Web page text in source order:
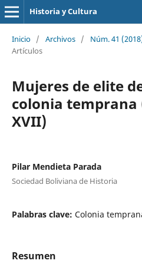
Historia y Cultura
Inicio / Archivos / Núm. 41
Artículos
Mujeres de elite
colonia temprana
XVII)
Pilar Mendieta Parada
Sociedad Boliviana de Historia
Palabras clave: Colonia
Resumen